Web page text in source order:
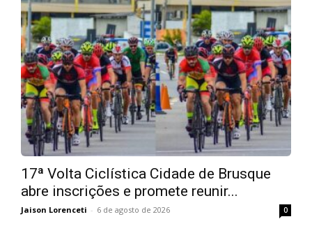
17ª Volta Ciclística Cidade de Brusque
abre inscrições e promete reunir...
Jaison Lorenceti - 6 de agosto de 2026 0